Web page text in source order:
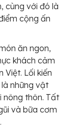
cùng với đó là
cộng ấn
ăn ngon,
khách cảm
Việt. Lối kiến
những vật
nông thôn. Tất
và bữa cơm